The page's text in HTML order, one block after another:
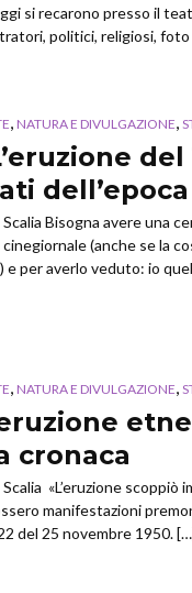
si recarono presso il
politici, religiosi,
, NATURA E DIVULGAZIONE,
del
dell’epoca
Bisogna avere una
cinegiornale (anche se la
e per averlo veduto: io
, NATURA E DIVULGAZIONE,
cronaca
«L’eruzione scoppiò
manifestazioni
del 25 novembre 1950.